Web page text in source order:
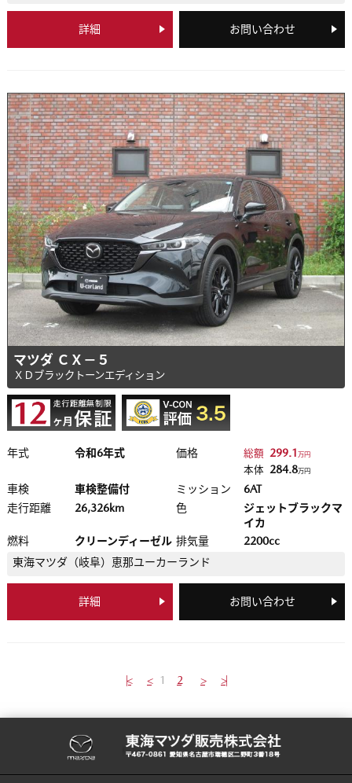
詳細 お問い合わせ
マツダ ＣＸ－５
ＸＤブラックトーンエディション
年式 令和6年式 価格 総額 299.1万円
本体 284.8万円
車検 車検整備付 ミッション
6AT
走行距離
26,326km 色
ジェットブラックマ
イカ
燃料
クリーンディーゼル 排気量
2200cc
東海マツダ（岐阜） 恵那ユーカーランド
詳細 お問い合わせ
|< < 1 2 > >|